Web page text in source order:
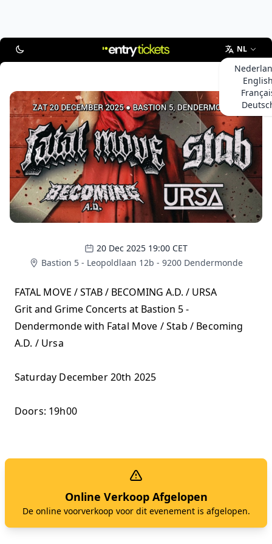
NL
20 Dec 2025 19:00 CET
Bastion 5 - Leopoldlaan 12b - 9200 Dendermonde
FATAL MOVE / STAB / BECOMING A.D. / URSA
Grit and Grime Concerts at Bastion 5 -
Dendermonde with Fatal Move / Stab / Becoming
A.D. / Ursa
Saturday December 20th 2025
Doors: 19h00
Online Verkoop Afgelopen
De online voorverkoop voor dit evenement is afgelopen.